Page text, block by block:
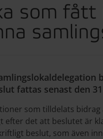
som
fattas senast den
som tilldelats
efter det att beslutet är
beslut, som även